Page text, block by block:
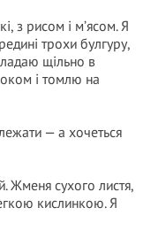
з рисом і м’ясом. Я
трохи булгуру,
щільно в
і томлю на
— а хочеться
Жменя сухого листя,
кислинкою. Я